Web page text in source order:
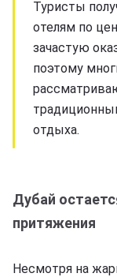
Туристы
отелям по
зачастую
поэтому
отдыха.
Дубай
притяжения
Несмотря на